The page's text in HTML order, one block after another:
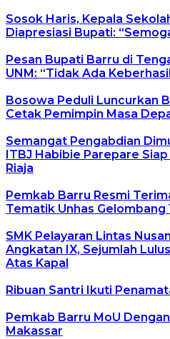
Sosok Haris, Kepala
Diapresiasi Bupati:
Pesan Bupati Barru di
UNM: “Tidak Ada
Bosowa Peduli Luncurkan
Cetak Pemimpin Masa
Semangat Pengabdian
ITBJ Habibie Parepare
Riaja
Pemkab Barru Resmi
Tematik Unhas Gelombang
SMK Pelayaran Lintas
Angkatan IX, Sejumlah
Atas Kapal
Ribuan Santri Ikuti
Pemkab Barru MoU
Makassar